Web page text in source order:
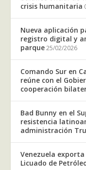
crisis humanitaria
Nueva aplicación
registro digital y
parque 25/02/2026
Comando Sur en
reúne con el
cooperación
Bad Bunny en el
resistencia
administración
Venezuela
Licuado de